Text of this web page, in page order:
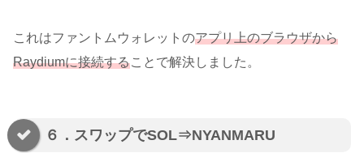
これはファントムウォレットのアプリ上のブラウザから
Raydiumに接続することで解決しました。
６．スワップでSOL⇒NYANMARU